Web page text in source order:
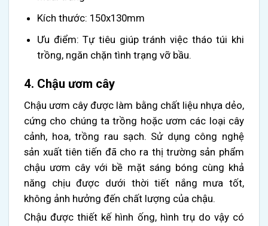
Kích thước: 150x130mm
Ưu điểm: Tự tiêu giúp tránh việc tháo túi khi
trồng, ngăn chặn tình trạng vỡ bầu.
4. Chậu ươm cây
Chậu ươm cây được làm bằng chất liệu nhựa dẻo,
cứng cho chúng ta trồng hoặc ươm các loại cây
cảnh, hoa, trồng rau sạch. Sử dụng công nghệ
sản xuất tiên tiến đã cho ra thị trường sản phẩm
chậu ươm cây với bề mặt sáng bóng cùng khả
năng chịu được dưới thời tiết nắng mưa tốt,
không ảnh hưởng đến chất lượng của chậu.
Chậu được thiết kế hình ống, hình trụ do vậy có